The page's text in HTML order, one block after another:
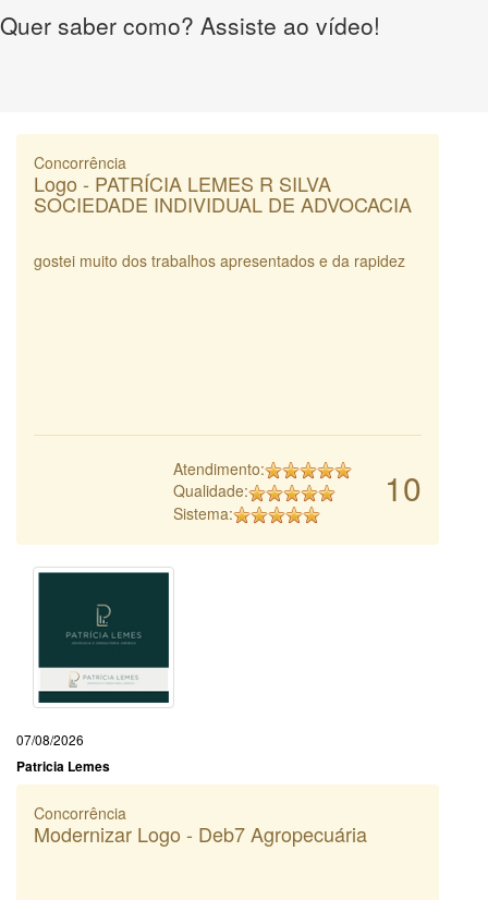
Quer saber como? Assiste ao vídeo!
Concorrência
Logo - PATRÍCIA LEMES R SILVA
SOCIEDADE INDIVIDUAL DE ADVOCACIA
gostei muito dos trabalhos apresentados e da rapidez
10
Atendimento:
Qualidade:
Sistema:
07/08/2026
Patricia Lemes
Concorrência
Modernizar Logo - Deb7 Agropecuária